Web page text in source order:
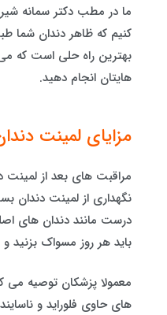
ما در مطب دکتر سمانه
کنیم که ظاهر دندان شما
بهترین راه‌ حلی است که می
هایتان انجام دهید.
مزایای لمینت
مراقبت های بعد از لمینت
نگهداری از لمینت دندان
درست مانند دندان های
باید هر روز مسواک بزنید
معمولا پزشکان توصیه می
های حاوی فلوراید و